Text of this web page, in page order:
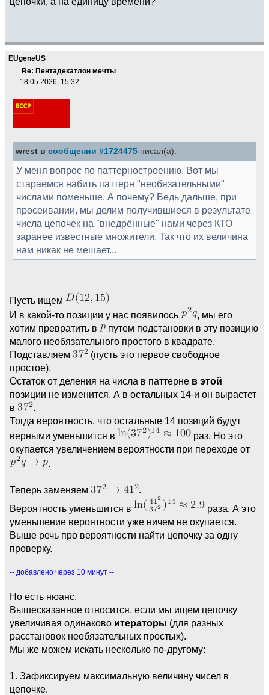
EUgeneUS
Re: Пентадекатлон мечты
18.05.2026, 15:32
wrest в сообщении #1724475 писал(а):
У меня вопрос по паттерностроению. Вот мы
стараемся набить паттерн "необязательными"
числами поменьше. А почему? Ведь дальше, при
просеивании, мы делим получившиеся в результате
числа цепочек на "внедрённые" нами через КТО
заранее известные множители. Так что их величина
нам никак не мешает...
Пусть ищем
И в какой-то позиции у нас появилось
, мы его
хотим превратить в
путем подстановки в эту позицию
малого необязательного простого в квадрате.
Подставляем
(пусть это первое свободное
простое).
Остаток от деления на числа в паттерне в этой
позиции не изменится. А в остальных 14-и он вырастет
в
.
Тогда вероятность, что остальные 14 позиций будут
верными уменьшится в
раз. Но это
окупается увеличением вероятности при переходе от
.
Теперь заменяем
.
Вероятность уменьшится в
раза. А это
уменьшение вероятности уже ничем не окупается.
Выше речь про вероятности найти цепочку за одну
проверку.
-- добавлено через 10 минут --
Но есть нюанс.
Вышесказанное относится, если мы ищем цепочку
увеличивая одинаково итераторы (для разных
расстановок необязательных простых).
Мы же можем искать несколько по-другому:
1. Зафиксируем максимальную величину чисел в
цепочке.